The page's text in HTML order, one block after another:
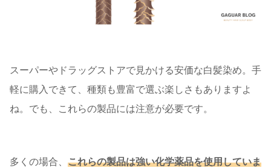
スーパーやドラッグストアで見かける安価な白髪染め。手
軽に購入できて、種類も豊富で選ぶ楽しさもありますよ
ね。でも、これらの製品には注意が必要です。
多くの場合、 これらの製品は強い化学薬品を使用していま